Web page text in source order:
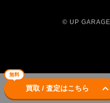
無料
買取 / 査定はこちら keyboard_arrow_down
© UP